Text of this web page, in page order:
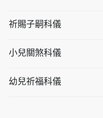
祈賜子嗣科儀
小兒關煞科儀
幼兒祈福科儀